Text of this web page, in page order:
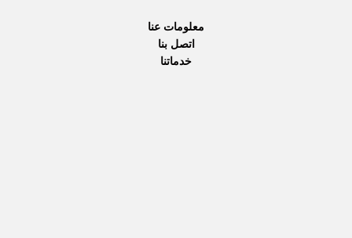
معلومات عنا
اتصل بنا
خدماتنا